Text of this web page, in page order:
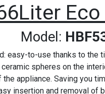
Model:
easy-to-use thanks to the
spheres on the
appliance. Saving you